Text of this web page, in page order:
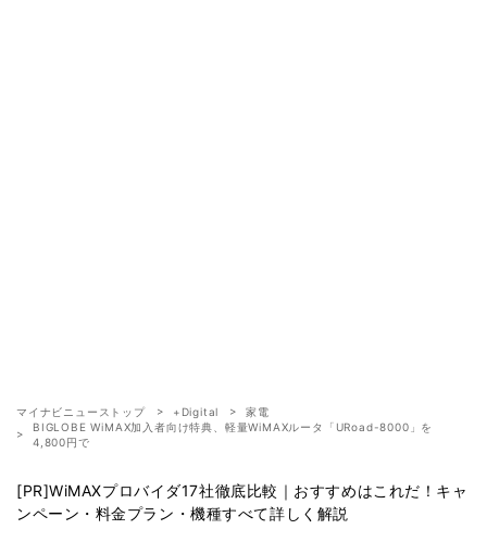
マイナビニューストップ +Digital
家電
BIGLOBE WiMAX加入者向け特典、軽量WiMAXルータ「URoad-8000」を
4,800円で
[PR]WiMAXプロバイダ17社徹底比較｜おすすめはこれだ！キャ
ンペーン・料金プラン・機種すべて詳しく解説